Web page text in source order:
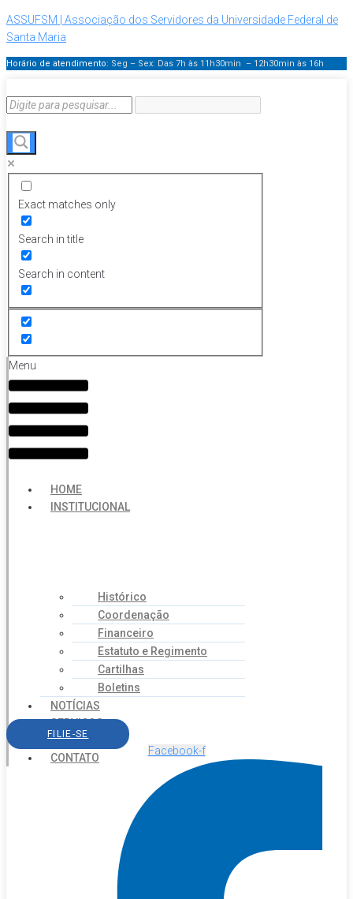
ASSUFSM | Associação dos Servidores da Universidade Federal de
Santa Maria
Horário de atendimento: Seg – Sex: Das 7h às 11h30min – 12h30min às 16h
Exact matches only
Search in title
Search in content
Menu
HOME
INSTITUCIONAL
Histórico
Coordenação
Financeiro
Estatuto e Regimento
Cartilhas
Boletins
NOTÍCIAS
SERVIÇOS
AGENDA
CONTATO
FILIE-SE
Facebook-f